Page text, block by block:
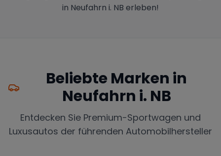
in Neufahrn i. NB erleben!
Beliebte Marken in
Neufahrn i. NB
Entdecken Sie Premium-Sportwagen und
Luxusautos der führenden Automobilhersteller